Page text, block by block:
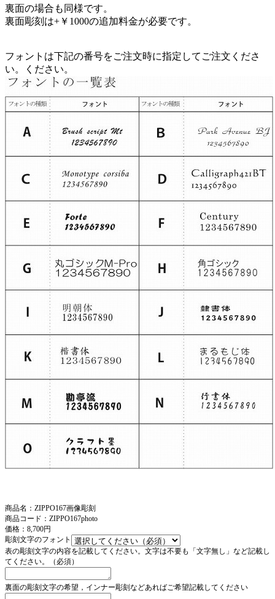
裏面の場合も同様です。
裏面彫刻は+￥1000の追加料金が必要です。
フォントは下記の番号をご注文時に指定してご注文くださ
い。ください。
商品名：ZIPPO167画像彫刻
商品コード：ZIPPO167photo
価格：8,700円
彫刻文字のフォント
表の彫刻文字の内容を記載してください。文字は不要も「文字無し」など記載し
てください。（必須）
裏面の彫刻文字の希望，インナー彫刻などあればご希望記載してください